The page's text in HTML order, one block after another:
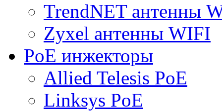
TrendNET антенны
Zyxel антенны WIFI
PoE инжекторы
Allied Telesis PoE
Linksys PoE